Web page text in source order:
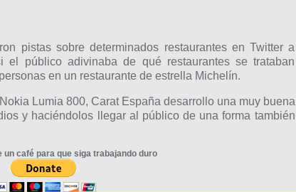
pistas sobre determinados restaurantes en Twitter a
el público adivinaba de qué restaurantes se trataban
en un restaurante de estrella Michelín.
Lumia 800, Carat España desarrollo una muy buena
y haciéndolos llegar al público de una forma también
un café para que siga trabajando duro